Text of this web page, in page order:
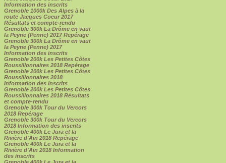
Information des inscrits
Grenoble 1000k Des Alpes à la
route Jacques Coeur 2017
Résultats et compte-rendu
Grenoble 300k La Drôme en vaut
la Peyne (Penne) 2017 Repérage
Grenoble 300k La Drôme en vaut
la Peyne (Penne) 2017
Information des inscrits
Grenoble 200k Les Petites Côtes
Roussillonnaires 2018 Repérage
Grenoble 200k Les Petites Côtes
Roussillonnaires 2018
Information des inscrits
Grenoble 200k Les Petites Côtes
Roussillonnaires 2018 Résultats
et compte-rendu
Grenoble 300k Tour du Vercors
2018 Repérage
Grenoble 300k Tour du Vercors
2018 Information des inscrits
Grenoble 400k Le Jura et la
Rivière d'Ain 2018 Repérage
Grenoble 400k Le Jura et la
Rivière d'Ain 2018 Information
des inscrits